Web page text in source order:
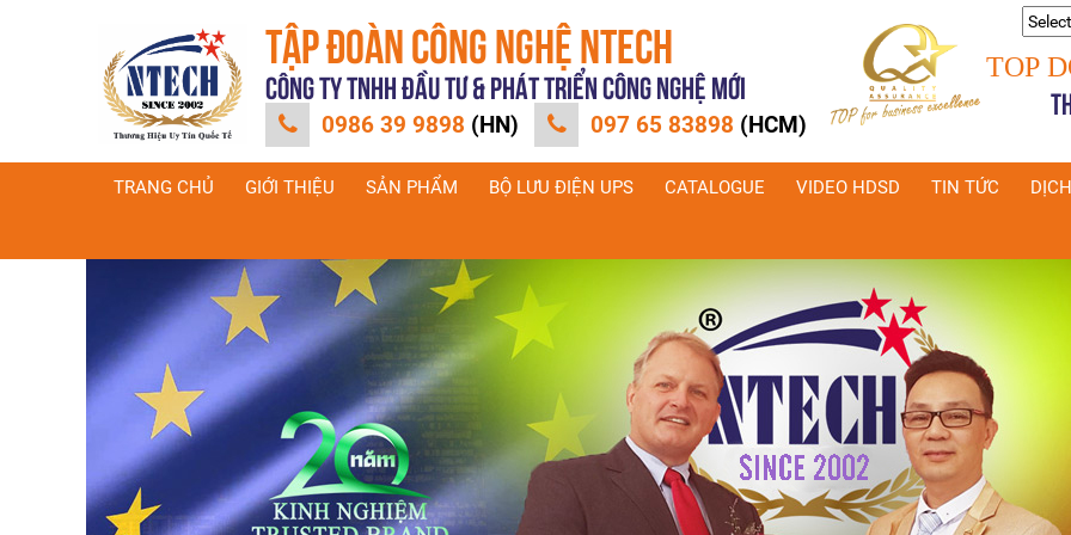
TẬP ĐOÀN CÔNG NGHỆ NTECH
CÔNG TY TNHH ĐẦU TƯ & PHÁT TRIỂN CÔNG NGHỆ MỚI
0986 39 9898 (HN) 097 65 83898 (HCM)
TOP
TRANG CHỦ GIỚI THIỆU SẢN PHẨM BỘ LƯU ĐIỆN UPS CATALOGUE VIDEO HDSD TIN TỨC